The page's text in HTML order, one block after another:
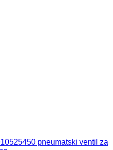
pneumatski ventil za